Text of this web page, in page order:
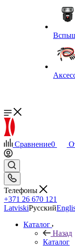
Сравнение0
Телефоны
+371 26 670 121
LatviskiРусский
Каталог
Назад
Каталог